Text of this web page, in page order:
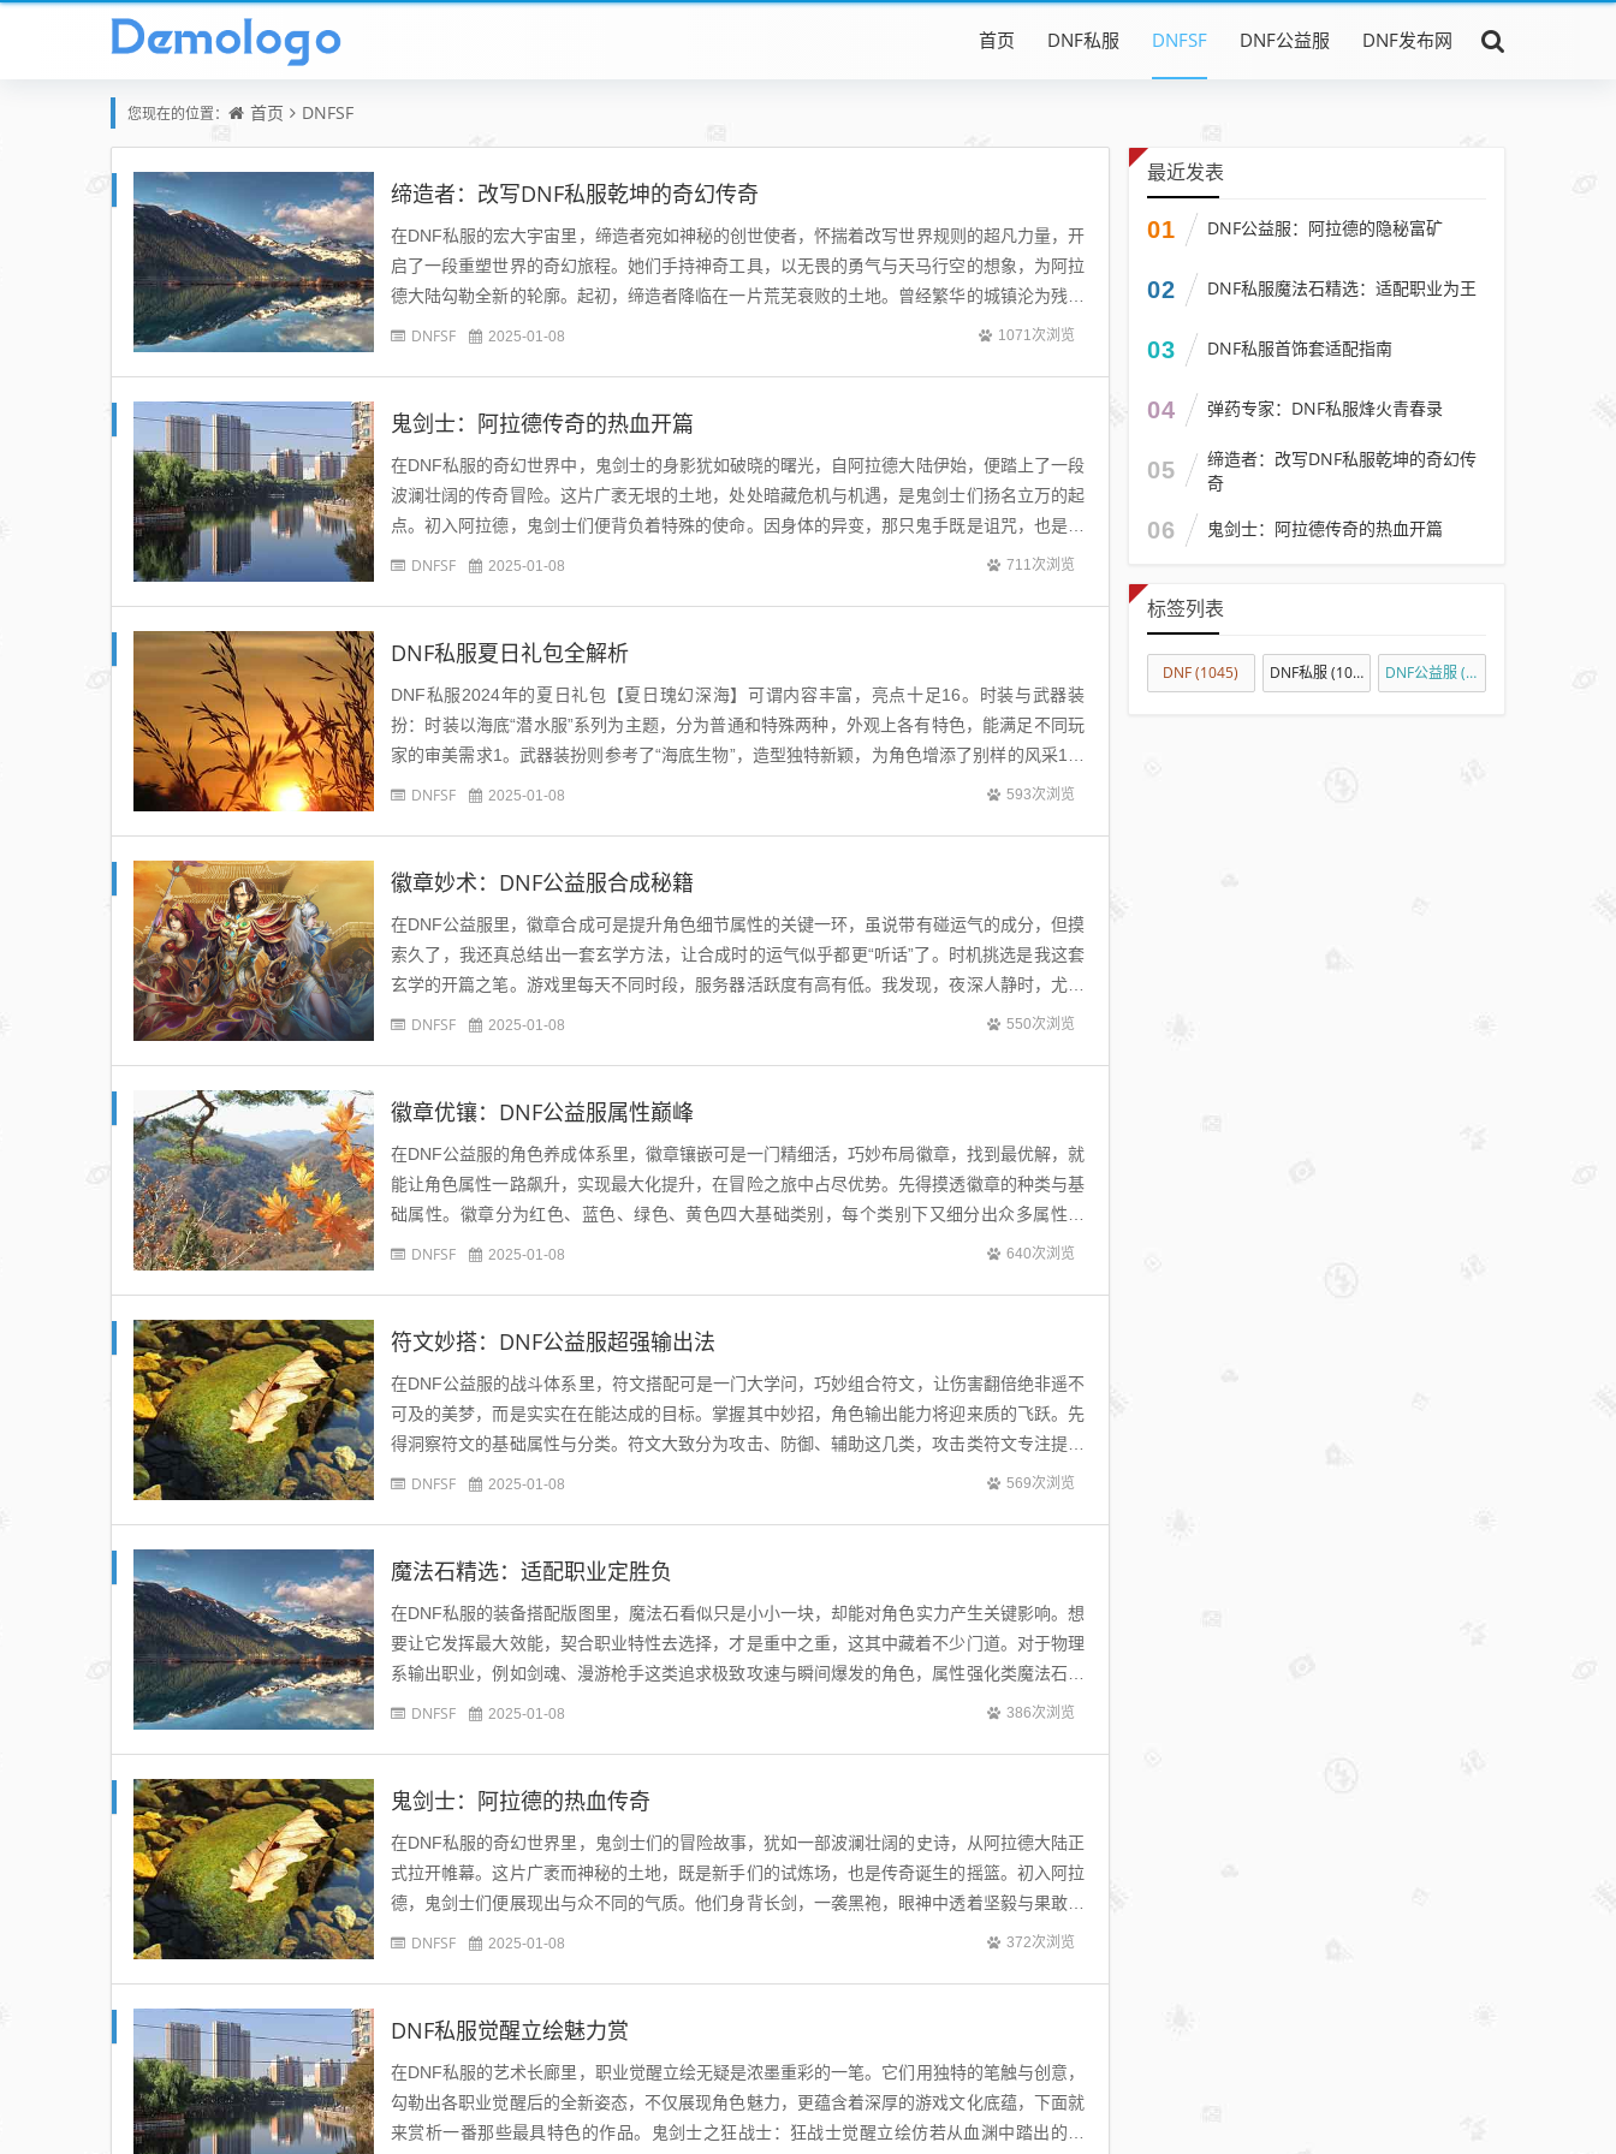
首页 DNF私服 DNFSF DNF公益服 DNF发布网
您现在的位置： 首页 DNFSF
缔造者：改写DNF私服乾坤的奇幻传奇
在DNF私服的宏大宇宙里，缔造者宛如神秘的创世使者，怀揣着改写世界规则的超凡力量，开
启了一段重塑世界的奇幻旅程。她们手持神奇工具，以无畏的勇气与天马行空的想象，为阿拉
德大陆勾勒全新的轮廓。起初，缔造者降临在一片荒芜衰败的土地。曾经繁华的城镇沦为残垣
断壁，田野干裂，怪物横行无忌。目睹这般景象，缔造者心...
DNFSF 2025-01-08 1071次浏览
鬼剑士：阿拉德传奇的热血开篇
在DNF私服的奇幻世界中，鬼剑士的身影犹如破晓的曙光，自阿拉德大陆伊始，便踏上了一段
波澜壮阔的传奇冒险。这片广袤无垠的土地，处处暗藏危机与机遇，是鬼剑士们扬名立万的起
点。初入阿拉德，鬼剑士们便背负着特殊的使命。因身体的异变，那只鬼手既是诅咒，也是力
量的源泉。新手村外，哥布林肆虐，它们狡黠又贪婪，时常...
DNFSF 2025-01-08 711次浏览
DNF私服夏日礼包全解析
DNF私服2024年的夏日礼包【夏日瑰幻深海】可谓内容丰富，亮点十足16。时装与武器装
扮：时装以海底“潜水服”系列为主题，分为普通和特殊两种，外观上各有特色，能满足不同玩
家的审美需求1。武器装扮则参考了“海底生物”，造型独特新颖，为角色增添了别样的风采1。
首套礼包会赠送夏日武器装扮自选礼盒，后续若想...
DNFSF 2025-01-08 593次浏览
徽章妙术：DNF公益服合成秘籍
在DNF公益服里，徽章合成可是提升角色细节属性的关键一环，虽说带有碰运气的成分，但摸
索久了，我还真总结出一套玄学方法，让合成时的运气似乎都更“听话”了。时机挑选是我这套
玄学的开篇之笔。游戏里每天不同时段，服务器活跃度有高有低。我发现，夜深人静时，尤其
是凌晨两三点，服务器相对清闲，玩家在线数量锐减。此...
DNFSF 2025-01-08 550次浏览
徽章优镶：DNF公益服属性巅峰
在DNF公益服的角色养成体系里，徽章镶嵌可是一门精细活，巧妙布局徽章，找到最优解，就
能让角色属性一路飙升，实现最大化提升，在冒险之旅中占尽优势。先得摸透徽章的种类与基
础属性。徽章分为红色、蓝色、绿色、黄色四大基础类别，每个类别下又细分出众多属性倾
向。红色徽章常关联力量、智力这类核心输出属性，物理系职...
DNFSF 2025-01-08 640次浏览
符文妙搭：DNF公益服超强输出法
在DNF公益服的战斗体系里，符文搭配可是一门大学问，巧妙组合符文，让伤害翻倍绝非遥不
可及的美梦，而是实实在在能达成的目标。掌握其中妙招，角色输出能力将迎来质的飞跃。先
得洞察符文的基础属性与分类。符文大致分为攻击、防御、辅助这几类，攻击类符文专注提升
技能伤害、缩短冷却时间；防御类关乎减伤、护盾增强；辅...
DNFSF 2025-01-08 569次浏览
魔法石精选：适配职业定胜负
在DNF私服的装备搭配版图里，魔法石看似只是小小一块，却能对角色实力产生关键影响。想
要让它发挥最大效能，契合职业特性去选择，才是重中之重，这其中藏着不少门道。对于物理
系输出职业，例如剑魂、漫游枪手这类追求极致攻速与瞬间爆发的角色，属性强化类魔法石是
首选。这类魔法石能大幅提升冰、火、光、暗其中一种或多...
DNFSF 2025-01-08 386次浏览
鬼剑士：阿拉德的热血传奇
在DNF私服的奇幻世界里，鬼剑士们的冒险故事，犹如一部波澜壮阔的史诗，从阿拉德大陆正
式拉开帷幕。这片广袤而神秘的土地，既是新手们的试炼场，也是传奇诞生的摇篮。初入阿拉
德，鬼剑士们便展现出与众不同的气质。他们身背长剑，一袭黑袍，眼神中透着坚毅与果敢，
哪怕尚未历经世事打磨，那与生俱来的战斗本能也呼之欲出...
DNFSF 2025-01-08 372次浏览
DNF私服觉醒立绘魅力赏
在DNF私服的艺术长廊里，职业觉醒立绘无疑是浓墨重彩的一笔。它们用独特的笔触与创意，
勾勒出各职业觉醒后的全新姿态，不仅展现角色魅力，更蕴含着深厚的游戏文化底蕴，下面就
来赏析一番那些最具特色的作品。鬼剑士之狂战士：狂战士觉醒立绘仿若从血渊中踏出的修
最近发表
01 DNF公益服：阿拉德的隐秘富矿
02 DNF私服魔法石精选：适配职业为王
03 DNF私服首饰套适配指南
04 弹药专家：DNF私服烽火青春录
05
缔造者：改写DNF私服乾坤的奇幻传
奇
06 鬼剑士：阿拉德传奇的热血开篇
标签列表
DNF(1045) DNF私服(1071) DNF公益服(875)